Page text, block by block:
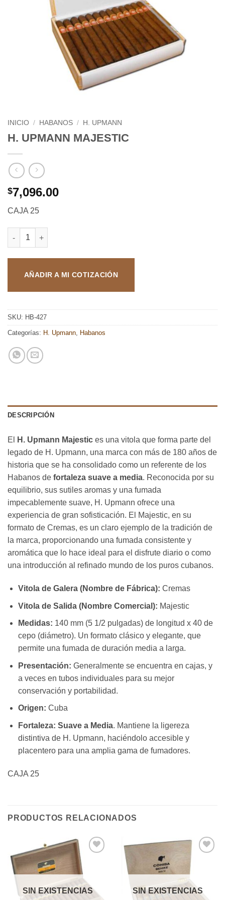
INICIO / HABANOS / H. UPMANN
H. UPMANN MAJESTIC
$7,096.00
CAJA 25
H. UPMANN MAJESTIC cantidad
AÑADIR A MI COTIZACIÓN
SKU: HB-427
Categorías: H. Upmann, Habanos
DESCRIPCIÓN
El H. Upmann Majestic es una vitola que forma parte del
legado de H. Upmann, una marca con más de 180 años de
historia que se ha consolidado como un referente de los
Habanos de fortaleza suave a media. Reconocida por su
equilibrio, sus sutiles aromas y una fumada
impecablemente suave, H. Upmann ofrece una
experiencia de gran sofisticación. El Majestic, en su
formato de Cremas, es un claro ejemplo de la tradición de
la marca, proporcionando una fumada consistente y
aromática que lo hace ideal para el disfrute diario o como
una introducción al refinado mundo de los puros cubanos.
Vitola de Galera (Nombre de Fábrica): Cremas
Vitola de Salida (Nombre Comercial): Majestic
Medidas: 140 mm (5 1/2 pulgadas) de longitud x 40 de
cepo (diámetro). Un formato clásico y elegante, que
permite una fumada de duración media a larga.
Presentación: Generalmente se encuentra en cajas, y
a veces en tubos individuales para su mejor
conservación y portabilidad.
Origen: Cuba
Fortaleza: Suave a Media. Mantiene la ligereza
distintiva de H. Upmann, haciéndolo accesible y
placentero para una amplia gama de fumadores.
CAJA 25
PRODUCTOS RELACIONADOS
lista de
deseos
SIN EXISTENCIAS SIN EXISTENCIAS